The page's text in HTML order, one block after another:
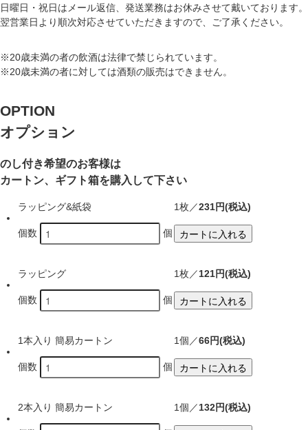
日曜日・祝日はメール返信、発送業務はお休みさせて戴いております。
翌営業日より順次対応させていただきますので、ご了承ください。
※20歳未満の者の飲酒は法律で禁じられています。
※20歳未満の者に対しては酒類の販売はできません。
OPTION
オプション
のし付き希望のお客様は
カートン、ギフト箱を購入して下さい
ラッピング&紙袋 1枚／231円(税込)
個数 個 カートに入れる
ラッピング 1枚／121円(税込)
個数 個 カートに入れる
1本入り 簡易カートン 1個／66円(税込)
個数 個 カートに入れる
2本入り 簡易カートン 1個／132円(税込)